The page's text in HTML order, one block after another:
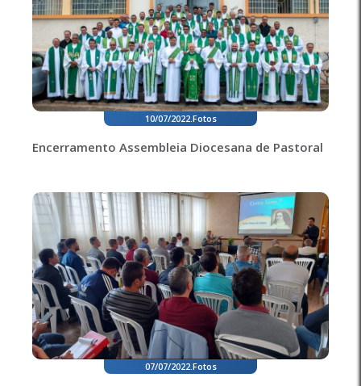
10/07/2022.Fotos
Encerramento Assembleia Diocesana de Pastoral
07/07/2022.Fotos